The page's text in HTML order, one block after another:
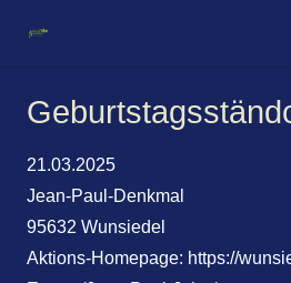
21.03.2025
Jean-Paul-Denkmal
95632 Wunsiedel
Aktions-Homepage: https://